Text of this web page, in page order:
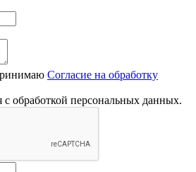
Согласие на обработку
обработкой персональных данных.